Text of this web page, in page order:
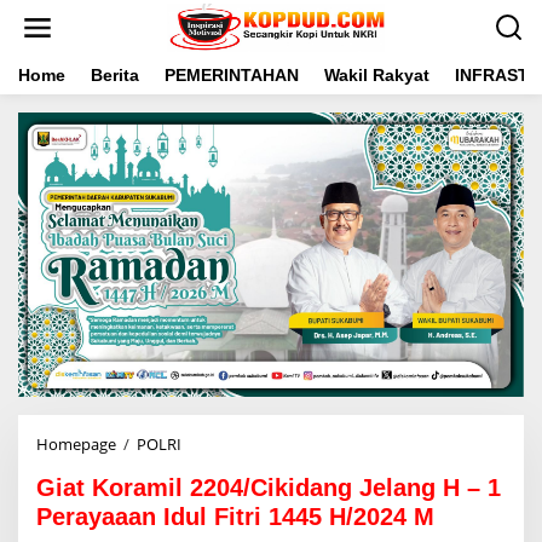
t
Home Berita PEMERINTAHAN Wakil Rakyat
Homepage / POLRI
t
K
Giat Koramil 2204/Cikidang Jelang H – 1
Perayaaan Idul Fitri 1445 H/2024 M